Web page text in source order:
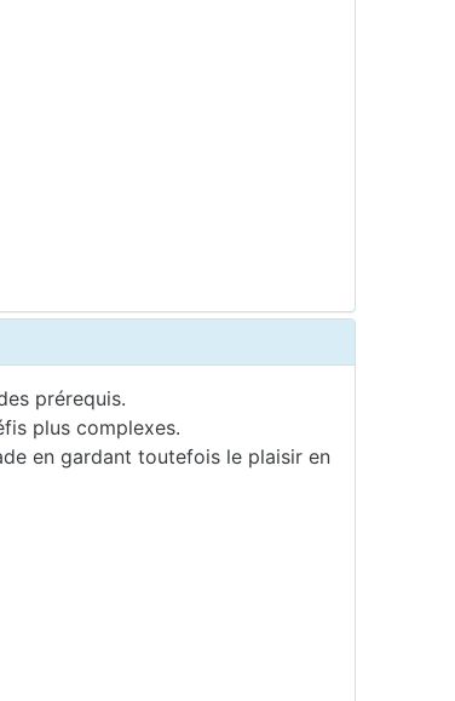
prérequis.
plus complexes.
en gardant toutefois le plaisir en